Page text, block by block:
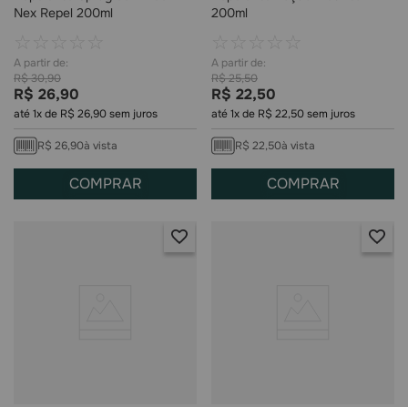
Nex Repel 200ml
R$30,90
R$ 26,90
até1x de R$ 26,90sem juros
R$ 26,90à vista
COMPRAR
200ml
R$25,50
R$ 22,50
até1x de R$ 22,50sem juros
R$ 22,50à vista
COMPRAR